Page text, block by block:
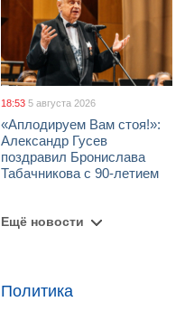
18:53 5 августа 2026
«Аплодируем Вам стоя!»:
Александр Гусев
поздравил Бронислава
Табачникова с 90-летием
Ещё новости
Политика